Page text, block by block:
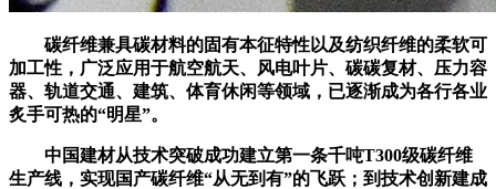
碳纤维兼具碳材料的固有本征特性以及纺织纤维的柔软可
加工性，广泛应用于航空航天、风电叶片、碳碳复材、压力容
器、轨道交通、建筑、体育休闲等领域，已逐渐成为各行各业
炙手可热的“明星”。
中国建材从技术突破成功建立第一条千吨T300级碳纤维
生产线，实现国产碳纤维“从无到有”的飞跃；到技术创新建成